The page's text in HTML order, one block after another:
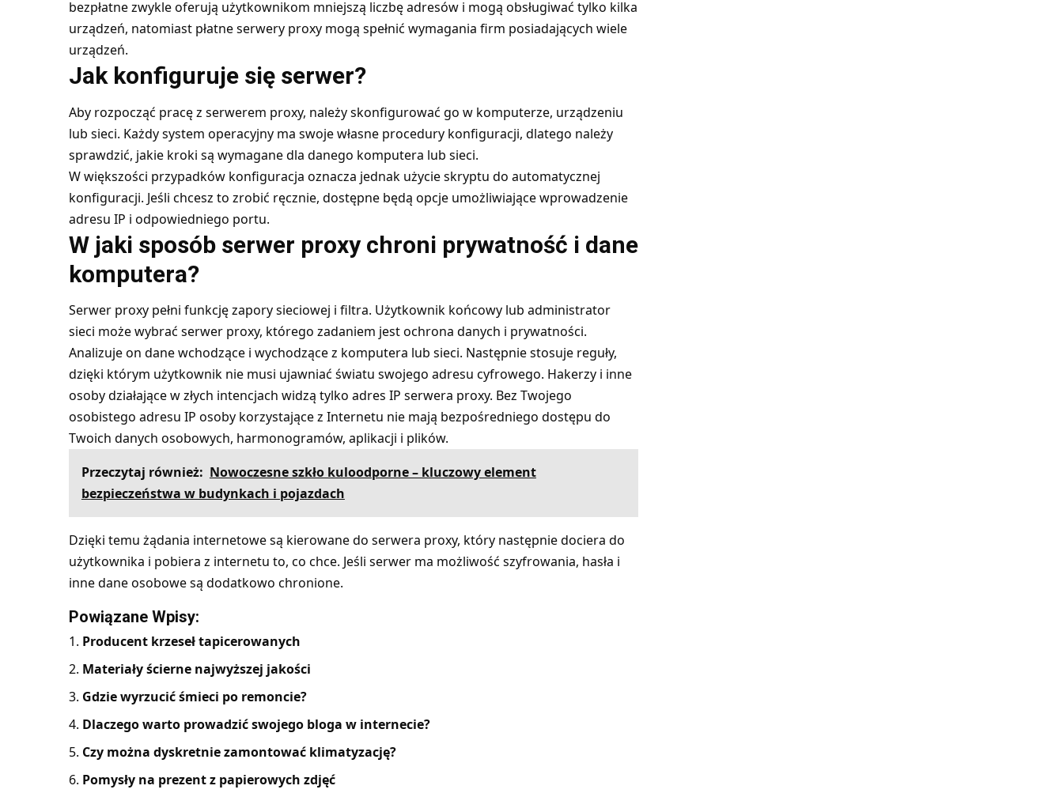
bezpłatne zwykle oferują użytkownikom mniejszą liczbę adresów i mogą obsługiwać tylko kilka
urządzeń, natomiast płatne serwery proxy mogą spełnić wymagania firm posiadających wiele
urządzeń.
Jak konfiguruje się serwer?
Aby rozpocząć pracę z serwerem proxy, należy skonfigurować go w komputerze, urządzeniu
lub sieci. Każdy system operacyjny ma swoje własne procedury konfiguracji, dlatego należy
sprawdzić, jakie kroki są wymagane dla danego komputera lub sieci.
W większości przypadków konfiguracja oznacza jednak użycie skryptu do automatycznej
konfiguracji. Jeśli chcesz to zrobić ręcznie, dostępne będą opcje umożliwiające wprowadzenie
adresu IP i odpowiedniego portu.
W jaki sposób serwer proxy chroni prywatność i dane
komputera?
Serwer proxy pełni funkcję zapory sieciowej i filtra. Użytkownik końcowy lub administrator
sieci może wybrać serwer proxy, którego zadaniem jest ochrona danych i prywatności.
Analizuje on dane wchodzące i wychodzące z komputera lub sieci. Następnie stosuje reguły,
dzięki którym użytkownik nie musi ujawniać światu swojego adresu cyfrowego. Hakerzy i inne
osoby działające w złych intencjach widzą tylko adres IP serwera proxy. Bez Twojego
osobistego adresu IP osoby korzystające z Internetu nie mają bezpośredniego dostępu do
Twoich danych osobowych, harmonogramów, aplikacji i plików.
Przeczytaj również: Nowoczesne szkło kuloodporne – kluczowy element
bezpieczeństwa w budynkach i pojazdach
Dzięki temu żądania internetowe są kierowane do serwera proxy, który następnie dociera do
użytkownika i pobiera z internetu to, co chce. Jeśli serwer ma możliwość szyfrowania, hasła i
inne dane osobowe są dodatkowo chronione.
Powiązane Wpisy:
Producent krzeseł tapicerowanych
Materiały ścierne najwyższej jakości
Gdzie wyrzucić śmieci po remoncie?
Dlaczego warto prowadzić swojego bloga w internecie?
Czy można dyskretnie zamontować klimatyzację?
Pomysły na prezent z papierowych zdjęć